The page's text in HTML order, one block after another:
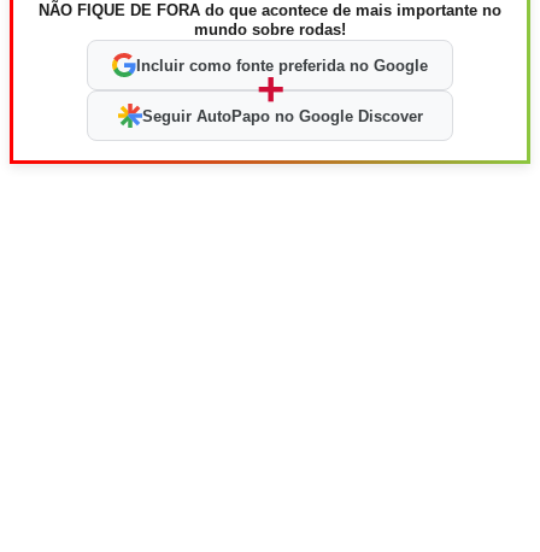
NÃO FIQUE DE FORA do que acontece de mais importante no
mundo sobre rodas!
Incluir como fonte preferida no Google
+
Seguir AutoPapo no Google Discover